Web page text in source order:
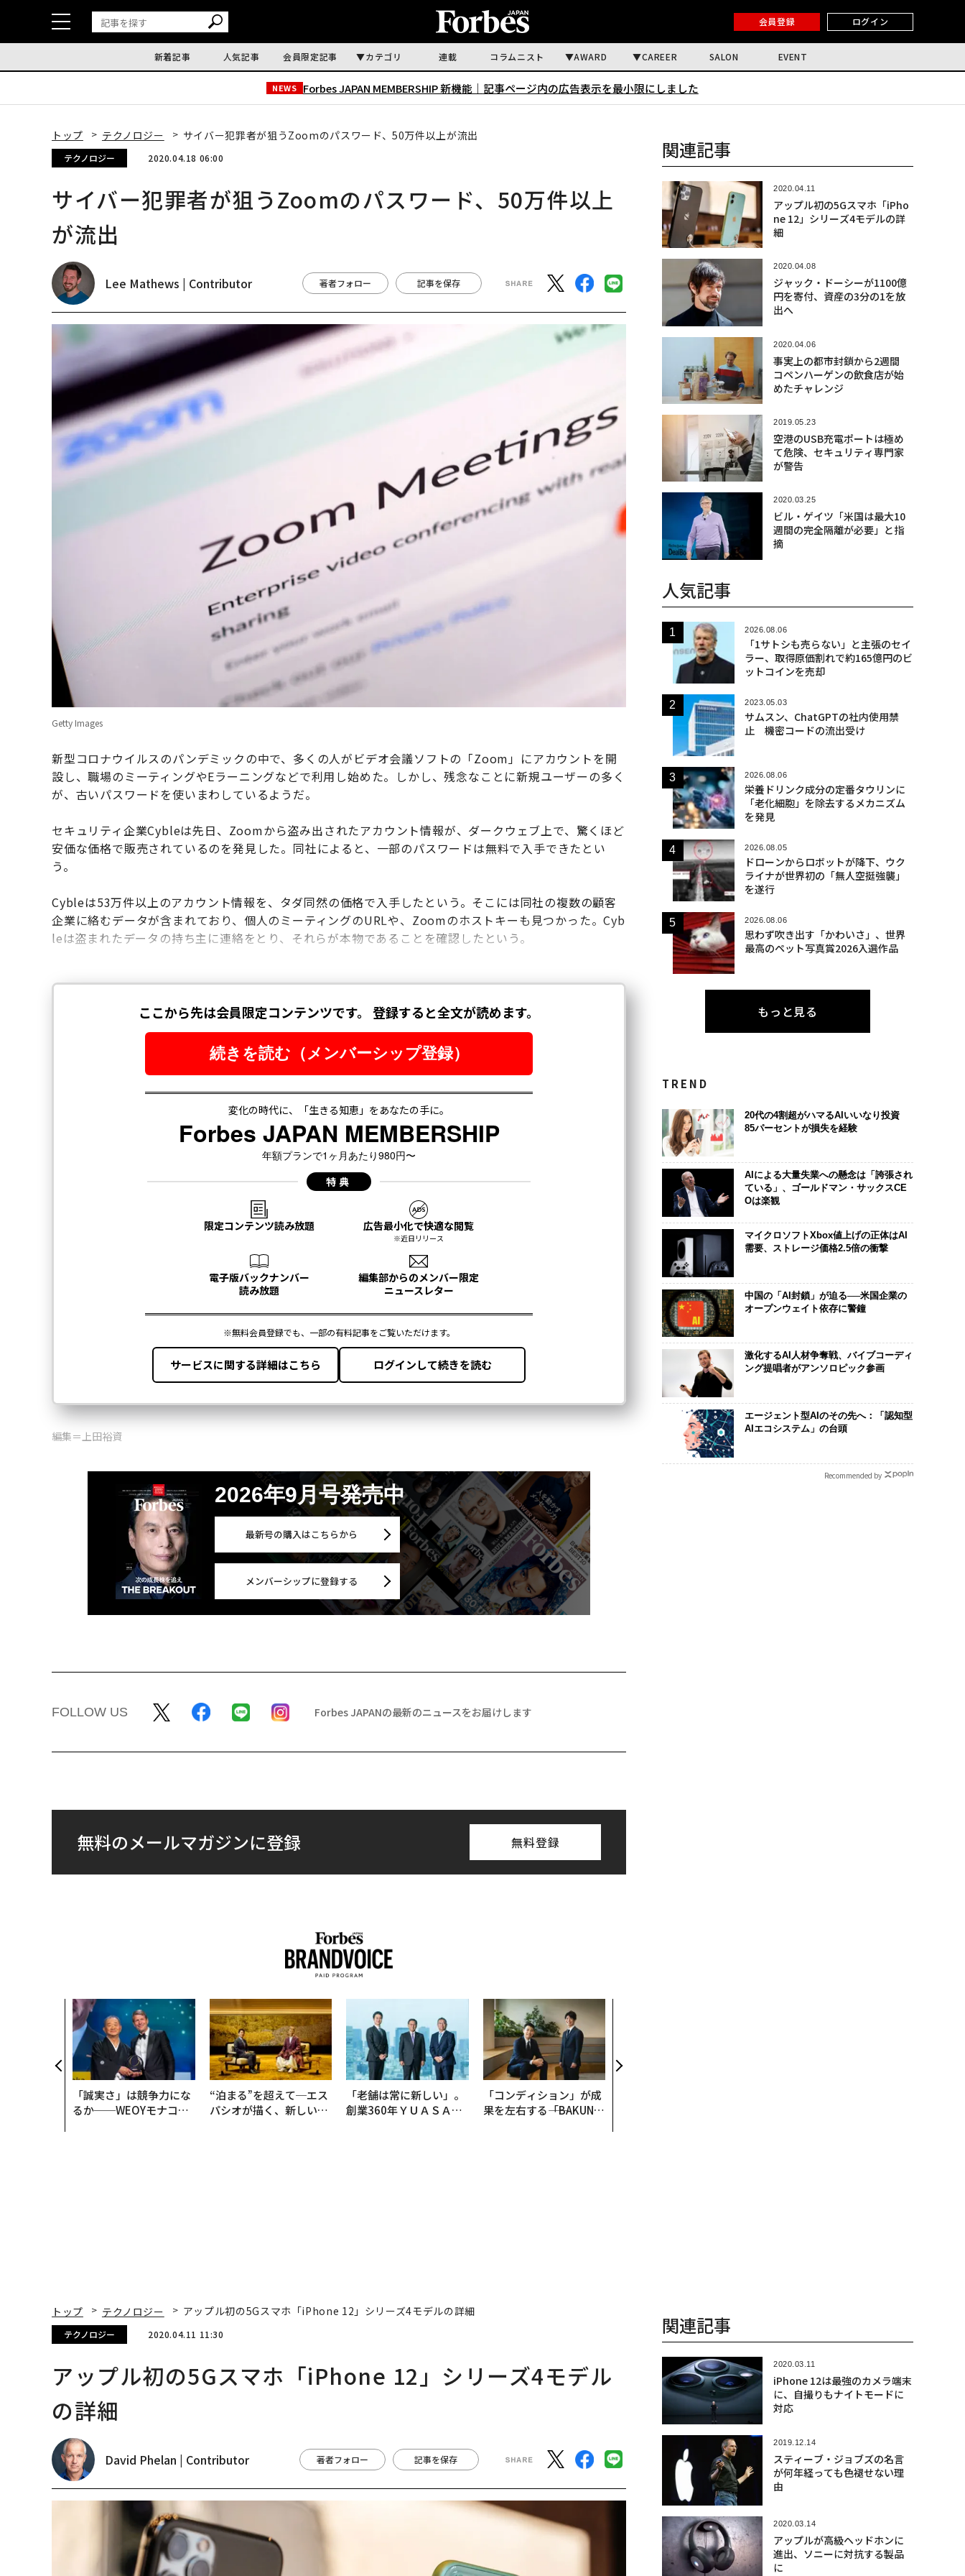
会員登録 ログイン
新着記事 人気記事 会員限定記事 カテゴリ 連載 コラムニスト AWARD CAREER SALON EVENT
NEWS Forbes JAPAN MEMBERSHIP 新機能｜ 記事ページ内の広告表示を最小限にしました
トップ テクノロジー サイバー犯罪者が狙うZoomのパスワード、50万件以上が流出
テクノロジー 2020.04.18 06:00
サイバー犯罪者が狙うZoomのパスワード、50万件以上
が流出
Lee Mathews | Contributor 著者フォロー 記事を保存
Getty Images
新型コロナウイルスのパンデミックの中で、多くの人がビデオ会議ソフトの「Zoom」にアカウントを開
設し、職場のミーティングやEラーニングなどで利用し始めた。しかし、残念なことに新規ユーザーの多く
が、古いパスワードを使いまわしているようだ。
セキュリティ企業Cybleは先日、Zoomから盗み出されたアカウント情報が、ダークウェブ上で、驚くほど
安価な価格で販売されているのを発見した。同社によると、一部のパスワードは無料で入手できたとい
う。
Cybleは53万件以上のアカウント情報を、タダ同然の価格で入手したという。そこには同社の複数の顧客
企業に絡むデータが含まれており、個人のミーティングのURLや、Zoomのホストキーも見つかった。Cyb
leは盗まれたデータの持ち主に連絡をとり、それらが本物であることを確認したという。
編集＝上田裕資
2026年9月号発売中
最新号の購入はこちらから
メンバーシップに登録する
FOLLOW US Forbes JAPANの最新のニュースをお届けします
無料のメールマガジンに登録 無料登録
「誠実さ」は競争力にな
るか──WEOYモナコで
“泊まる”を超えて─エス
パシオが描く、新しい日
「老舗は常に新しい」。
創業360年ＹＵＡＳＡと
「コンディション」が成
果を左右する――「BAKUN
関連記事
2020.04.11
アップル初の5Gスマホ「iPho
ne 12」シリーズ4モデルの詳
細
2020.04.08
ジャック・ドーシーが1100億
円を寄付、資産の3分の1を放
出へ
2020.04.06
事実上の都市封鎖から2週間
コペンハーゲンの飲食店が始
めたチャレンジ
2019.05.23
空港のUSB充電ポートは極め
て危険、セキュリティ専門家
が警告
2020.03.25
ビル・ゲイツ「米国は最大10
週間の完全隔離が必要」と指
摘
人気記事
2026.08.06
「1サトシも売らない」と主張のセイ
ラー、取得原価割れで約165億円のビ
ットコインを売却
2023.05.03
サムスン、ChatGPTの社内使用禁
止 機密コードの流出受け
2026.08.06
栄養ドリンク成分の定番タウリンに
「老化細胞」を除去するメカニズム
を発見
2026.08.05
ドローンからロボットが降下、ウク
ライナが世界初の「無人空挺強襲」
を遂行
2026.08.06
思わず吹き出す「かわいさ」、世界
最高のペット写真賞2026入選作品
もっと見る
TREND
20代の4割超がハマるAIいいなり投資
85パーセントが損失を経験
AIによる大量失業への懸念は「誇張され
ている」、ゴールドマン・サックスCE
Oは楽観
マイクロソフトXbox値上げの正体はAI
需要、ストレージ価格2.5倍の衝撃
中国の「AI封鎖」が迫る──米国企業の
オープンウェイト依存に警鐘
激化するAI人材争奪戦、バイブコーディ
ング提唱者がアンソロピック参画
エージェント型AIのその先へ：「認知型
AIエコシステム」の台頭
Recommended by
トップ テクノロジー アップル初の5Gスマホ「iPhone 12」シリーズ4モデルの詳細
テクノロジー 2020.04.11 11:30
アップル初の5Gスマホ「iPhone 12」シリーズ4モデル
の詳細
David Phelan | Contributor 著者フォロー 記事を保存
関連記事
2020.03.11
iPhone 12は最強のカメラ端末
に、自撮りもナイトモードに
対応
2019.12.14
スティーブ・ジョブズの名言
が何年経っても色褪せない理
由
2020.03.14
アップルが高級ヘッドホンに
進出、ソニーに対抗する製品
に